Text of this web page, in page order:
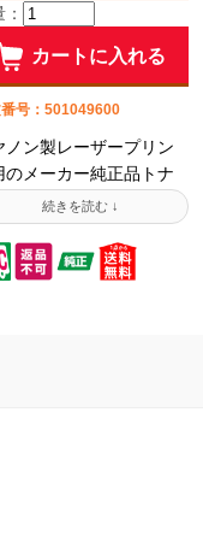
カートに入れる
号：501049600
ノン製レーザープリン
のメーカー純正品トナ
す。純正品はプリンタ
メーカーが自社製造し
るため信頼性が高い製
す。ご購入時は対応機